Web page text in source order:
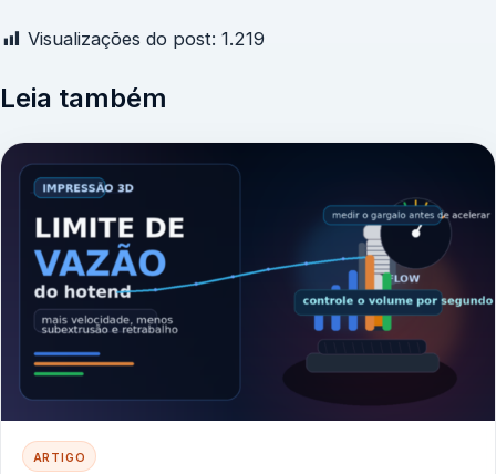
Visualizações do post: 1.219
Leia também
ARTIGO